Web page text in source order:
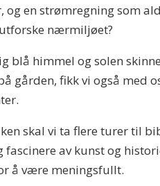
og en strømregning som
nærmiljøet?
blå himmel og solen
gården, fikk vi også med
skal vi ta flere turer til
fascinere av kunst og
å være meningsfullt.